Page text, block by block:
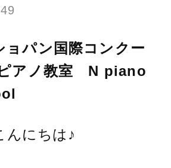
ョパン国際コンクー
アノ教室 N piano
んにちは♪